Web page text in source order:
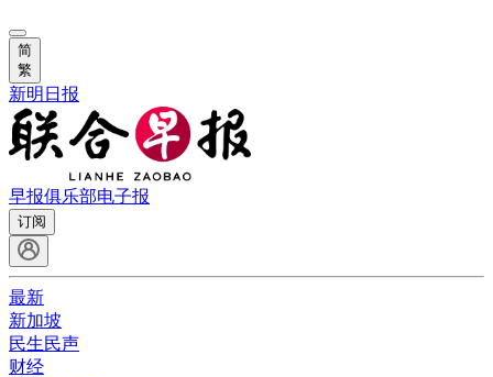
简
繁
新明日报
早报俱乐部电子报
订阅
最新
新加坡
民生民声
财经